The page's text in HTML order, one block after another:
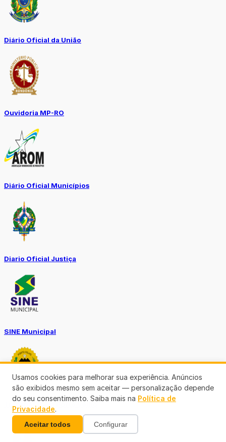
Diário Oficial da União
Ouvidoria MP-RO
Diário Oficial Municípios
Diario Oficial Justiça
SINE Municipal
Transparência Porto Velho
Usamos cookies para melhorar sua experiência. Anúncios
são exibidos mesmo sem aceitar — personalização depende
do seu consentimento. Saiba mais na Política de
Privacidade.
Aceitar todos Configurar